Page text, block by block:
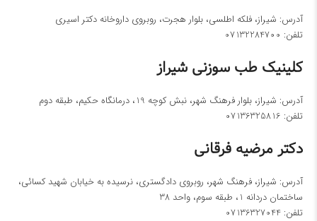
آدرس: شیراز، فلکه اطلسی، بلوار هجرت، روبروی داروخانه دکتر اسیری
تلفن: 07132284700
کلینیک طب سوزنی شیراز
آدرس: شیراز، بلوار فرهنگ شهر، نبش کوچه 19، درمانگاه حکیم، طبقه دوم
تلفن: 07136325816
دکتر مرضیه فرقانی
آدرس: شیراز، فرهنگ شهر، روبروی دادگستری، نرسیده به خیابان شهید کسائی،
ساختمان دردانه 1، طبقه سوم، واحد 38
تلفن: 07136327044